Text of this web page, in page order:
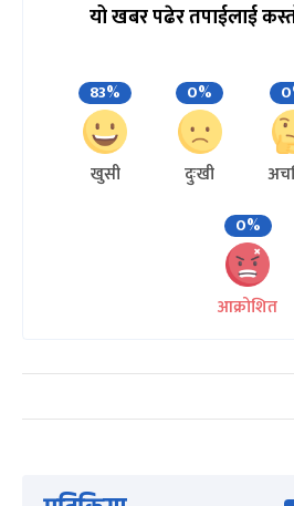
यो खबर पढेर तपाईलाई
83%
खुसी
0%
दुःखी
0%
आक्रोशित